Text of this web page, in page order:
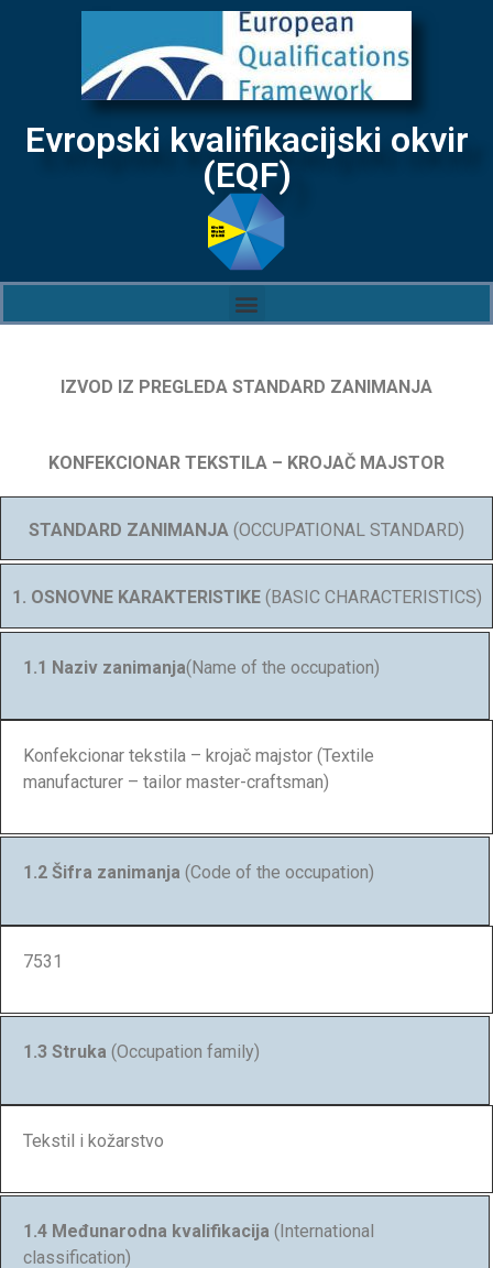
Evropski kvalifikacijski okvir
(EQF)
IZVOD IZ PREGLEDA STANDARD ZANIMANJA
KONFEKCIONAR TEKSTILA – KROJAČ MAJSTOR
STANDARD ZANIMANJA (OCCUPATIONAL STANDARD)
1. OSNOVNE KARAKTERISTIKE(BASIC CHARACTERISTICS)
1.1 Naziv zanimanja(Name of the occupation)
Konfekcionar tekstila – krojač majstor (Textile
manufacturer – tailor master-craftsman)
1.2 Šifra zanimanja (Code of the occupation)
7531
1.3 Struka (Occupation family)
Tekstil i kožarstvo
1.4 Međunarodna kvalifikacija (International
classification)